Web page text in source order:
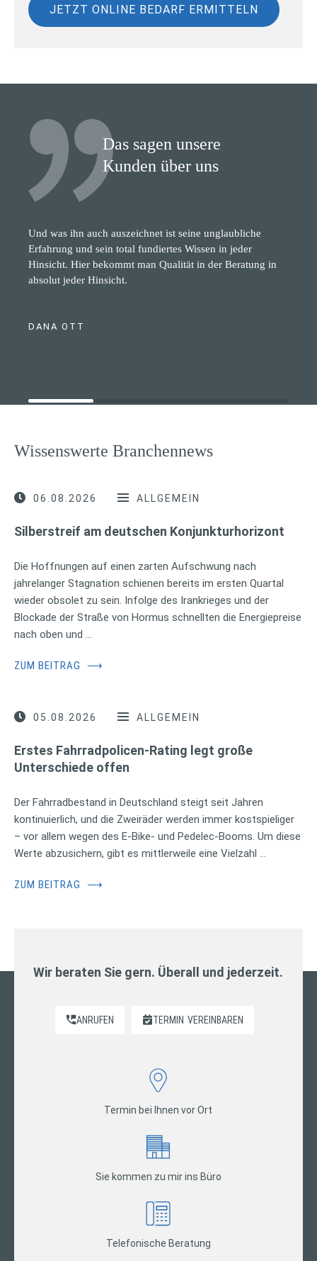
JETZT ONLINE BEDARF ERMITTELN
Das sagen unsere
Kunden über uns
Und was ihn auch auszeichnet ist seine unglaubliche
Erfahrung und sein total fundiertes Wissen in jeder
Hinsicht. Hier bekommt man Qualität in der Beratung in
absolut jeder Hinsicht.
DANA OTT
Wissenswerte Branchennews
06.08.2026 ALLGEMEIN
Silberstreif am deutschen Konjunkturhorizont
Die Hoffnungen auf einen zarten Aufschwung nach
jahrelanger Stagnation schienen bereits im ersten Quartal
wieder obsolet zu sein. Infolge des Irankrieges und der
Blockade der Straße von Hormus schnellten die Energiepreise
nach oben und …
ZUM BEITRAG ⟶
05.08.2026 ALLGEMEIN
Erstes Fahrradpolicen-Rating legt große
Unterschiede offen
Der Fahrradbestand in Deutschland steigt seit Jahren
kontinuierlich, und die Zweiräder werden immer kostspieliger
– vor allem wegen des E-Bike- und Pedelec-Booms. Um diese
Werte abzusichern, gibt es mittlerweile eine Vielzahl …
ZUM BEITRAG ⟶
Wir beraten Sie gern. Überall und jederzeit.
ANRUFEN TERMIN VEREINBAREN
Termin bei Ihnen vor Ort
Sie kommen zu mir ins Büro
Telefonische Beratung